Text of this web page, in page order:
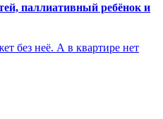
паллиативный ребёнок и
без неё. А в квартире нет